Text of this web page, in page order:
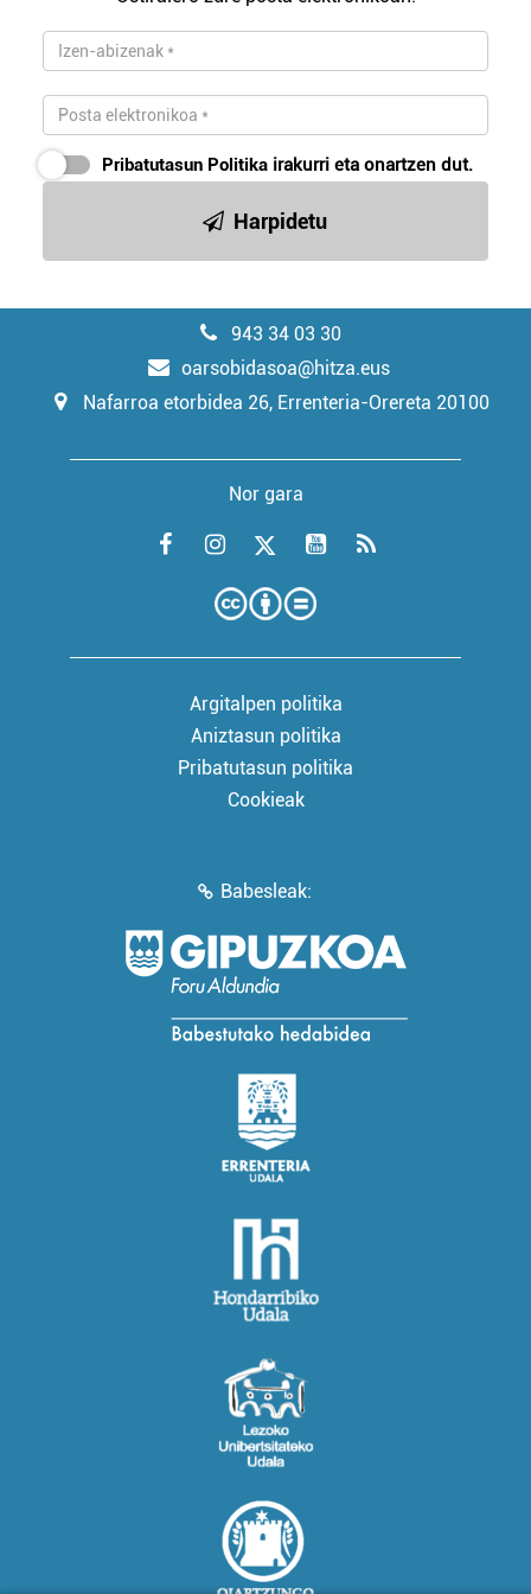
Pribatutasun Politika irakurri eta onartzen dut.
Harpidetu
943 34 03 30
oarsobidasoa@hitza.eus
Nafarroa etorbidea 26, Errenteria-Orereta 20100
Nor gara
Argitalpen politika
Aniztasun politika
Pribatutasun politika
Cookieak
Babesleak: